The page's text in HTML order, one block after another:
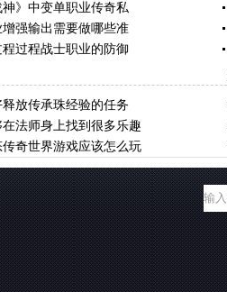
神》中变单职业传奇私
强输出需要做哪些准
过程战士职业的防御
放传承珠经验的任务
法师身上找到很多乐趣
传奇世界游戏应该怎么玩